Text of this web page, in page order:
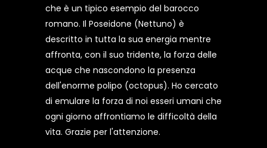
che è un tipico esempio del barocco
romano. Il Poseidone (Nettuno) è
descritto in tutta la sua energia mentre
affronta, con il suo tridente, la forza delle
acque che nascondono la presenza
dell'enorme polipo (octopus). Ho cercato
di emulare la forza di noi esseri umani che
ogni giorno affrontiamo le difficoltà della
vita. Grazie per l'attenzione.